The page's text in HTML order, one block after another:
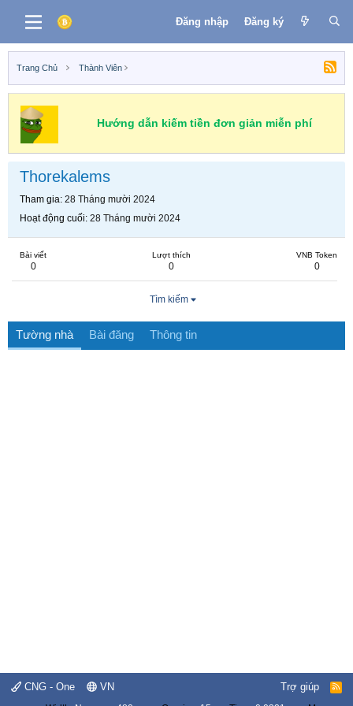
Đăng nhập Đăng ký
Trang Chủ Thành Viên
Hướng dẫn kiếm tiền đơn giản miễn phí
Thorekalems
Tham gia 28 Tháng mười 2024
Hoạt động cuối 28 Tháng mười 2024
Bài viết
0
Lượt thích
0
VNB Token
0
Tìm kiếm
Tường nhà Bài đăng Thông tin
CNG - One VN Trợ giúp
R